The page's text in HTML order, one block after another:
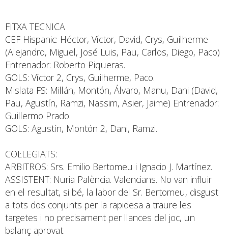
FITXA TECNICA
CEF Hispanic: Héctor, Víctor, David, Crys, Guilherme
(Alejandro, Miguel, José Luis, Pau, Carlos, Diego, Paco)
Entrenador: Roberto Piqueras.
GOLS: Víctor 2, Crys, Guilherme, Paco.
Mislata FS: Millán, Montón, Álvaro, Manu, Dani (David,
Pau, Agustín, Ramzi, Nassim, Asier, Jaime) Entrenador:
Guillermo Prado.
GOLS: Agustín, Montón 2, Dani, Ramzi.
COL·LEGIATS:
ARBITROS: Srs. Emilio Bertomeu i Ignacio J. Martínez.
ASSISTENT: Nuria Palència. Valencians. No van influir
en el resultat, si bé, la labor del Sr. Bertomeu, disgust
a tots dos conjunts per la rapidesa a traure les
targetes i no precisament per llances del joc, un
balanç aprovat.